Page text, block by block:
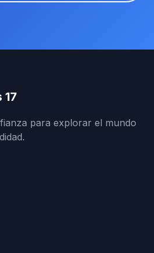
17
para explorar el mundo